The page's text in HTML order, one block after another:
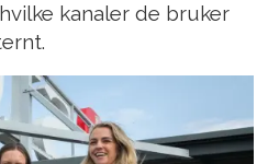
kanaler de bruker